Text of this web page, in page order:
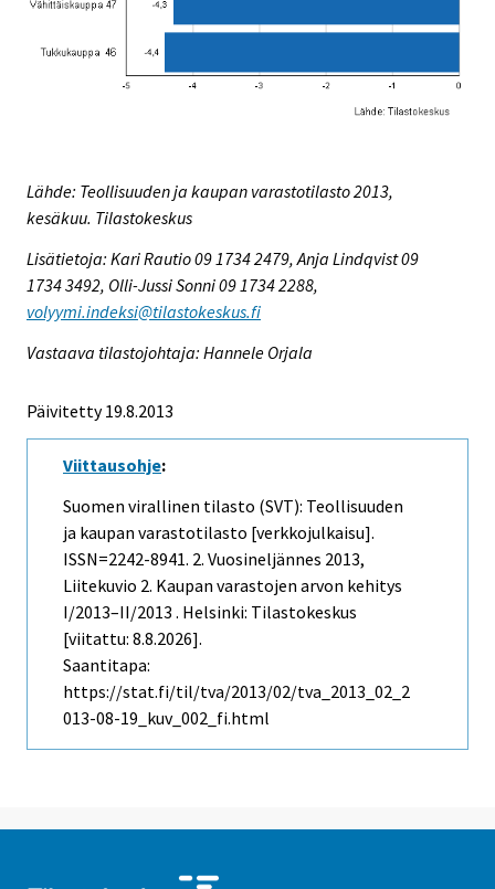
Lähde: Teollisuuden ja kaupan varastotilasto 2013,
kesäkuu. Tilastokeskus
Lisätietoja: Kari Rautio 09 1734 2479, Anja Lindqvist 09
1734 3492, Olli-Jussi Sonni 09 1734 2288,
volyymi.indeksi@tilastokeskus.fi
Vastaava tilastojohtaja: Hannele Orjala
Päivitetty 19.8.2013
Viittausohje:
Suomen virallinen tilasto (SVT): Teollisuuden
ja kaupan varastotilasto [verkkojulkaisu].
ISSN=2242-8941. 2. Vuosineljännes 2013,
Liitekuvio 2. Kaupan varastojen arvon kehitys
I/2013–II/2013 . Helsinki: Tilastokeskus
[viitattu: 8.8.2026].
Saantitapa:
https://stat.fi/til/tva/2013/02/tva_2013_02_2
013-08-19_kuv_002_fi.html